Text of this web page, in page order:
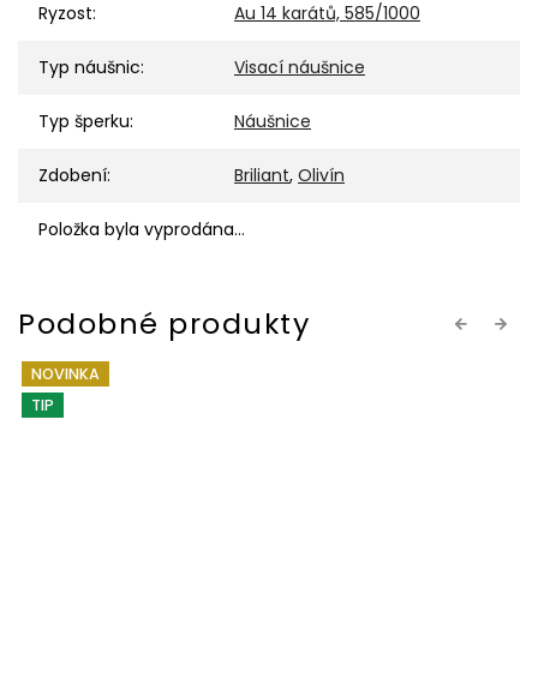
Ryzost: Au 14 karátů, 585/1000
Typ náušnic: Visací náušnice
Typ šperku: Náušnice
Zdobení: Briliant, Olivín
Položka byla vyprodána…
Previous
NOVINKA
TIP
Next